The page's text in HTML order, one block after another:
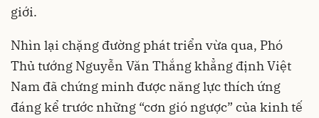
giới.
Nhìn lại chặng đường phát triển vừa qua, Phó
Thủ tướng Nguyễn Văn Thắng khẳng định Việt
Nam đã chứng minh được năng lực thích ứng
đáng kể trước những “cơn gió ngược” của kinh tế